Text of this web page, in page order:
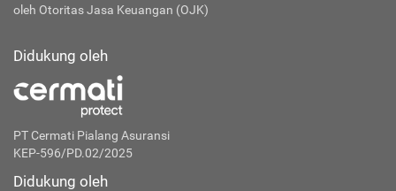
oleh Otoritas Jasa Keuangan (OJK)
Didukung oleh
PT Cermati Pialang Asuransi
KEP-596/PD.02/2025
Didukung oleh